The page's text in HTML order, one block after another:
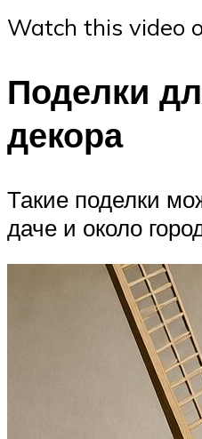
Watch this video
Поделки
декора
Такие поделки
даче и около